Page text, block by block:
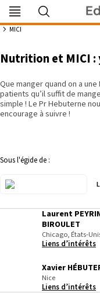
Se souvenir de moi
Identifiant ou mot de passe
MICI
Nutrition et MICI :
Que manger quand on a
patients qu’il suffit de
simple ! Le Pr Hebuterne
encourage à suivre !
Sous l'égide de :
Laurent
BIROULET
Chicago, États-
Liens d’intérêts
Xavier
Nice
Liens d’intérêts